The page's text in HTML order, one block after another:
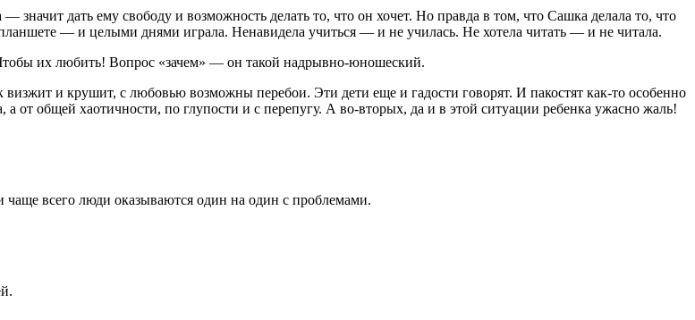
значит дать ему свободу и возможность делать то, что он хочет. Но правда в том, что Сашка делала то, что
— и целыми днями играла. Ненавидела учиться — и не училась. Не хотела читать — и не читала.
их любить! Вопрос «зачем» — он такой надрывно-юношеский.
и крушит, с любовью возможны перебои. Эти дети еще и гадости говорят. И пакостят как-то особенно
от общей хаотичности, по глупости и с перепугу. А во-вторых, да и в этой ситуации ребенка ужасно жаль!
всего люди оказываются один на один с проблемами.